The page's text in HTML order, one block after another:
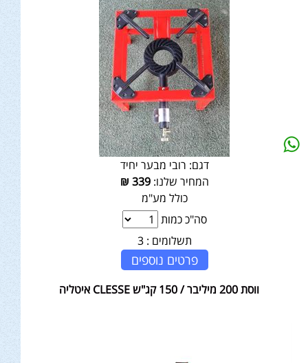
דגם: רובי מבער יחיד
המחיר שלנו:339
₪
כולל מע"מ
סה"כ כמות
תשלומים : 3
פרטים נוספים
ווסת 200 מיליבר / 150 קג"ש CLESSE איטליה